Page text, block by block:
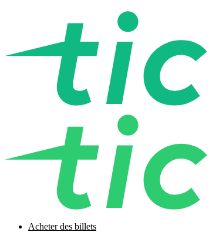
Acheter des billets